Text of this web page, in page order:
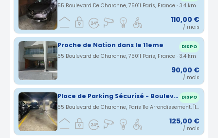
55 Boulevard De Charonne, 75011 Paris, France · 3.4 km
110,00 €
/ mois
Proche de Nation dans le 11eme DISPO
55 Boulevard de Charonne, 75011 Paris, France · 3.4 km
90,00 €
/ mois
Place de Parking Sécurisé - Boulevard de Charonne - 75011 DISPO
55 Boulevard de Charonne, Paris 11e Arrondissement, Île-de-France, Francia · 3.4 km
125,00 €
/ mois